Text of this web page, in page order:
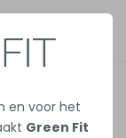
en voor het
Green Fit